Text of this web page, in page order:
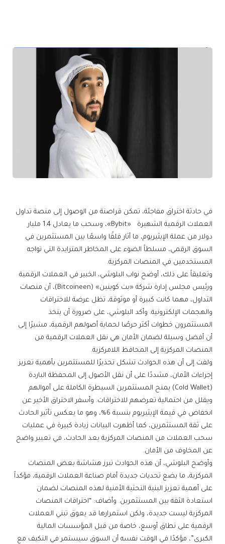
في حادثة اختراق مفاجئة، تمكن قراصنة من الوصول إلى منصة تداول
العملات الرقمية الشهيرة «Bybit»، وسحب ما يعادل 1.4 مليار
دولار من عملة الإيثيريوم، ما أثار قلقًا واسعًا بين المستثمرين في
السوق الرقمي، مسلطاً الضوء على المخاطر المتزايدة التي تواجه
المستخدمين في المنصات المركزية.
وتعليقاً على ذلك، أوضح نواب البلوشي، الخبير في العملات الرقمية
ورئيس مجلس إدارة شركة «بت كوينين» (Bitcoineen)، أن منصات
التداول، مهما كانت كبيرة أو موثوقة، تظل عرضة للاختراقات
والهجمات الإلكترونية. وأكد البلوشي، على ضرورة أن يتخذ
المستثمرون خطوات أكثر حرصًا لحماية أصولهم الرقمية، مشيرًا إلى
أن أفضل وسيلة لضمان الأمان هي نقل العملات الرقمية من
المنصات المركزية إلى المحافظ اللامركزية.
ولفت إلى أن هذه الحوادث تشكل تحذيرًا للمستثمرين بأهمية تعزيز
إجراءات الأمان، مشددًا على أن نقل الأصول إلى المحفظة الباردة
(Cold Wallet) يمنح المستثمرين السيطرة الكاملة على أموالهم
ويقلل من احتمالية تعرضهم للاختراقات. وأسفر الاختراق الأخير عن
انخفاض في قيمة الإيثيريوم بنسبة 6%، وهو ما يعكس تأثير الحادث
على ثقة المستثمرين، كما أظهرت البيانات زيادة كبيرة في عمليات
سحب العملات من المنصات المركزية بعد الحادث، في تعبير واضح
عن المخاوف من الأمان.
وأوضح البلوشي، أن هذه الحوادث تبرز هشاشة بعض المنصات
المركزية، ما يضع تحديات جديدة أمام صناعة العملات الرقمية، مؤكداً
على أهمية تعزيز البنية التحتية الأمنية لهذه المنصات لضمان
استعادة الثقة بين المستثمرين. وأضاف: “اختراقات المنصات
المركزية ليست جديدة، ولكن استمرارها قد يعوق تبني العملات
الرقمية على نطاق أوسع، خاصة من قبل المؤسسات المالية
الكبرى”، مؤكدًا في الوقت نفسه أن السوق سيستمر في التكيف مع